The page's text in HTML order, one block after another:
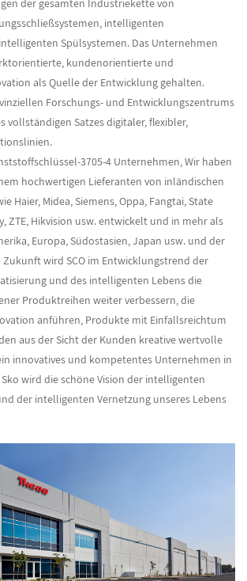
der gesamten Industriekette von
intelligenten
Spülsystemen. Das Unternehmen
kundenorientierte und
als Quelle der Entwicklung gehalten.
Forschungs- und Entwicklungszentrums
vollständigen Satzes digitaler, flexibler,
3705-4 Unternehmen, Wir haben
hochwertigen Lieferanten von inländischen
Haier, Midea, Siemens, Oppa, Fangtai, State
ZTE, Hikvision usw. entwickelt und in mehr als
Europa, Südostasien, Japan usw. und der
wird SCO im Entwicklungstrend der
und des intelligenten Lebens die
Produktreihen weiter verbessern, die
anführen, Produkte mit Einfallsreichtum
aus der Sicht der Kunden kreative wertvolle
innovatives und kompetentes Unternehmen in
wird die schöne Vision der intelligenten
der intelligenten Vernetzung unseres Lebens